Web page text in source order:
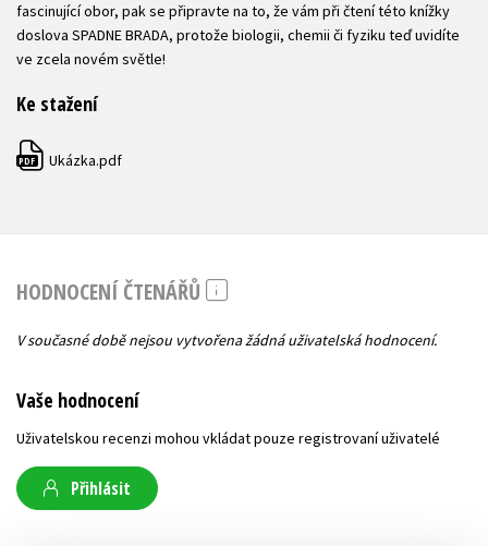
fascinující obor, pak se připravte na to, že vám při čtení této knížky
doslova SPADNE BRADA, protože biologii, chemii či fyziku teď uvidíte
ve zcela novém světle!
Ke stažení
PDF Ukázka.pdf
HODNOCENÍ ČTENÁŘŮ
V současné době nejsou vytvořena žádná uživatelská hodnocení.
Vaše hodnocení
Uživatelskou recenzi mohou vkládat pouze registrovaní uživatelé
Přihlásit